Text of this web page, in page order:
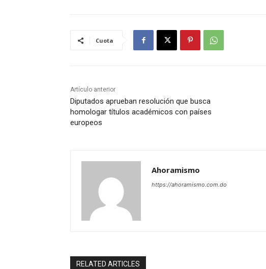
Cuota
Artículo anterior
Diputados aprueban resolución que busca
homologar títulos académicos con países
europeos
Ahoramismo
https://ahoramismo.com.do
RELATED ARTICLES